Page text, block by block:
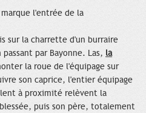
l'entrée de la
sur la charrette d'un burraire
par Bayonne. Las, la
la roue de l'équipage sur
son caprice, l'entier équipage
à proximité relèvent la
puis son père, totalement